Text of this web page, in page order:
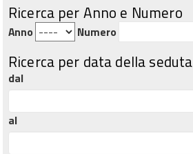
Ricerca per Anno e Numero
Anno Numero
Ricerca per data della seduta
dal
al